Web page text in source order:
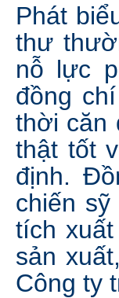
Phát
thư
nỗ lực
đồng
thời căn
thật tốt
định.
chiến
tích
sản
Công ty